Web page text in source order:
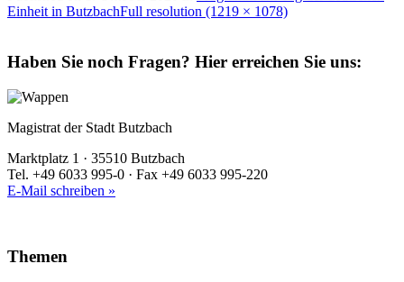
Einheit in ButzbachFull resolution (1219 × 1078)
Haben Sie noch Fragen? Hier erreichen Sie uns:
Magistrat der Stadt Butzbach
Marktplatz 1 · 35510 Butzbach
Tel. +49 6033 995-0 · Fax +49 6033 995-220
E-Mail schreiben »
Themen